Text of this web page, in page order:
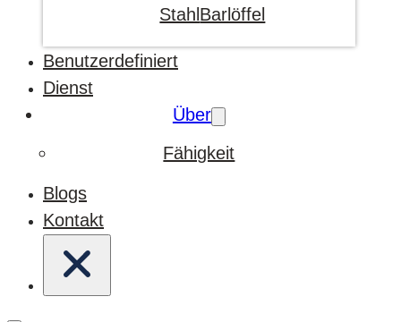
Stahl Barlöffel
Benutzerdefiniert
Dienst
Über
Fähigkeit
Blogs
Kontakt